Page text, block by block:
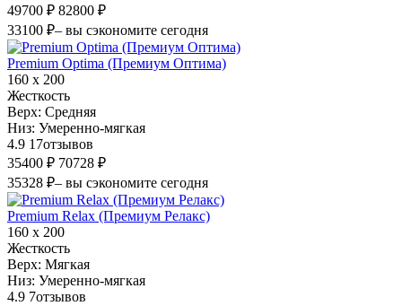
49700 ₽ 82800 ₽
33100 ₽– вы сэкономите сегодня
Premium Optima (Премиум Оптима)
160 х 200
Жесткость
Верх: Средняя
Низ: Умеренно-мягкая
4.9 17отзывов
35400 ₽ 70728 ₽
35328 ₽– вы сэкономите сегодня
Premium Relax (Премиум Релакс)
160 х 200
Жесткость
Верх: Мягкая
Низ: Умеренно-мягкая
4.9 7отзывов